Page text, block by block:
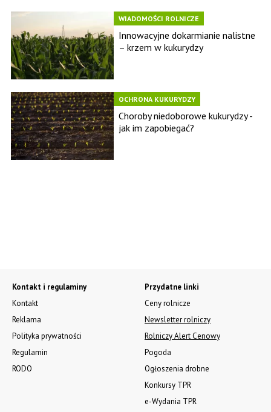
WIADOMOŚCI ROLNICZE
Innowacyjne dokarmianie nalistne
– krzem w kukurydzy
OCHRONA KUKURYDZY
Choroby niedoborowe kukurydzy -
jak im zapobiegać?
Kontakt i regulaminy
Kontakt
Reklama
Polityka prywatności
Regulamin
RODO
Przydatne linki
Ceny rolnicze
Newsletter rolniczy
Rolniczy Alert Cenowy
Pogoda
Ogłoszenia drobne
Konkursy TPR
e-Wydania TPR